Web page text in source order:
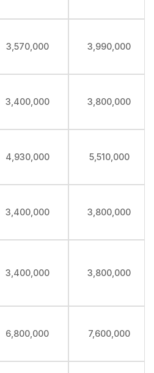
3,570,000 3,990,000
3,400,000 3,800,000
4,930,000 5,510,000
3,400,000 3,800,000
3,400,000 3,800,000
6,800,000 7,600,000